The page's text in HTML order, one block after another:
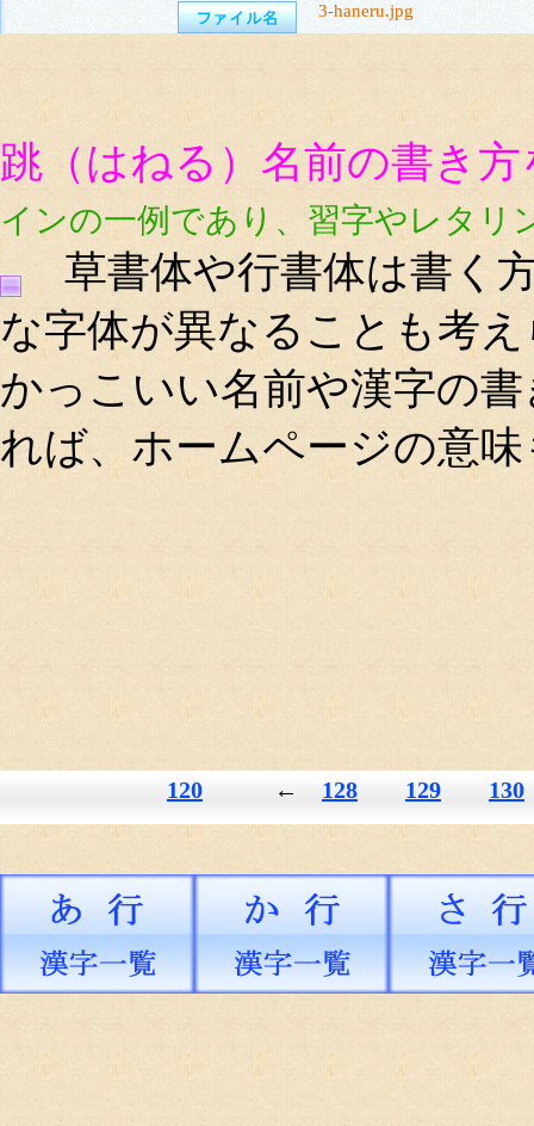
3-haneru.jpg
跳（はねる）名前の書き
インの一例であり、習字やレタリ
草書体や行書体は書く
な字体が異なることも考
かっこいい名前や漢字の
れば、ホームページの意
120 ← 128 129 130